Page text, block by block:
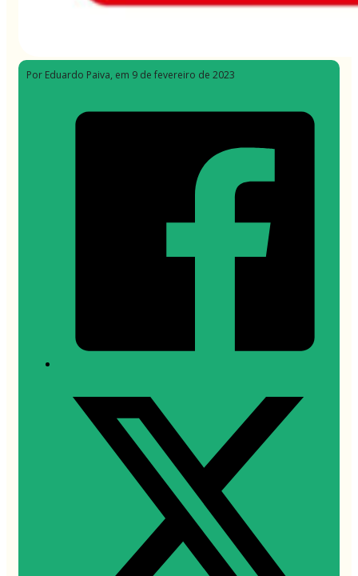
Por Eduardo Paiva, em 9 de fevereiro de 2023